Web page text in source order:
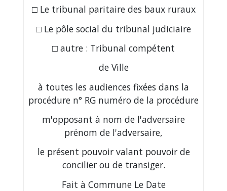
□ Le tribunal paritaire des baux ruraux
□ Le pôle social du tribunal judiciaire
□ autre : Tribunal compétent
de Ville
à toutes les audiences fixées dans la
procédure n° RG numéro de la procédure
m'opposant à nom de l'adversaire
prénom de l'adversaire,
le présent pouvoir valant pouvoir de
concilier ou de transiger.
Fait à CommuneLe Date